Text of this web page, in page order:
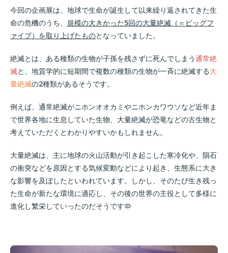
今回の企画展は、地球で生命が誕生して以来繰り返されてきた生
命の危機のうち、 規模の大きかった5回の大量絶滅（＝ビッグフ
ァイブ）を取り上げたものとなっていました。
絶滅とは、ある種類の生物が子孫を残さずに死んでしまう通常絶
滅と、地質学的に短期間で複数の種類の生物が一斉に絶滅する大
量絶滅の2種類があるそうです。
例えば、通常絶滅がニホンオオカミやニホンカワウソなど近年ま
で世界各地に生息していた生物、大量絶滅が恐竜などの古生物と
考えていただくとわかりやすいかもしれません。
大量絶滅は、主に地球の火山活動が引き起こした寒冷化や、隕石
の衝突などを原因とする気候変動などにより起き、生態系に大き
な影響を及ぼしたといわれています。しかし、そのたび生き残っ
た生命が新たな環境に適応し、その後の世界の主役として多様に
進化し繁栄していったのだそうです🦠